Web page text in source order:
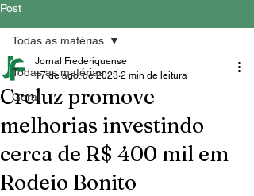
Post
Todas as matérias
Geral
Todas as matérias
Creluz promove
melhorias investindo
cerca de R$ 400 mil em
Rodeio Bonito
Jornal Frederiquense
17 de ago. de 2023 2 min de leitura